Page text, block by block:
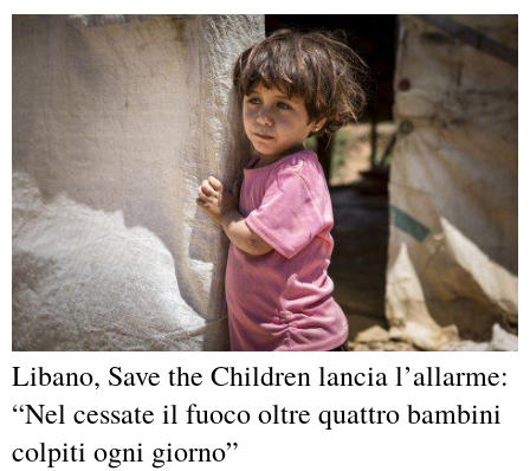
Libano, Save the Children lancia l’allarme:
“Nel cessate il fuoco oltre quattro bambini
colpiti ogni giorno”